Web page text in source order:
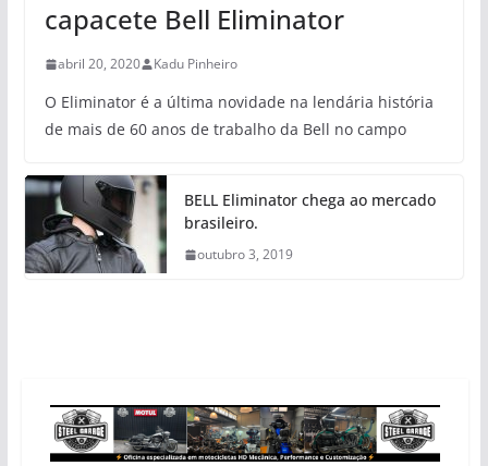
capacete Bell Eliminator
abril 20, 2020 Kadu Pinheiro
O Eliminator é a última novidade na lendária história
de mais de 60 anos de trabalho da Bell no campo
BELL Eliminator chega ao mercado
brasileiro.
outubro 3, 2019